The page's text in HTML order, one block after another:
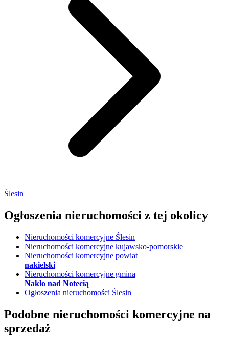
Ślesin
Ogłoszenia nieruchomości z tej okolicy
Nieruchomości komercyjne Ślesin
Nieruchomości komercyjne kujawsko-pomorskie
Nieruchomości komercyjne powiat
nakielski
Nieruchomości komercyjne gmina
Nakło nad Notecią
Ogłoszenia nieruchomości Ślesin
Podobne nieruchomości komercyjne na
sprzedaż